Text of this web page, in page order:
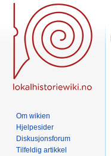
Om wikien
Hjelpesider
Diskusjonsforum
Tilfeldig artikkel